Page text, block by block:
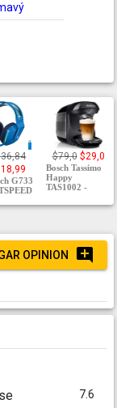
G733
$79,0 $29,0
Bosch Tassimo
Happy
TAS1002 -
OPINION
7.6